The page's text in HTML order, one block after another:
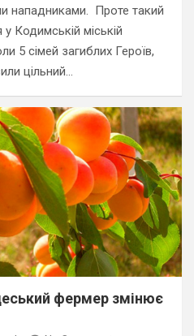
нападниками. Проте такий
Кодимській міській
5 сімей загиблих Героїв,
цільний…
фермер змінює